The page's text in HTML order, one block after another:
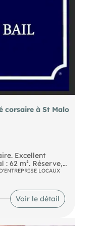
corsaire à St Malo
Excellent
: 62 m². Réserve,
honoraires
Code Monétaire et
la visite, la
LOCAUX
Voir le détail